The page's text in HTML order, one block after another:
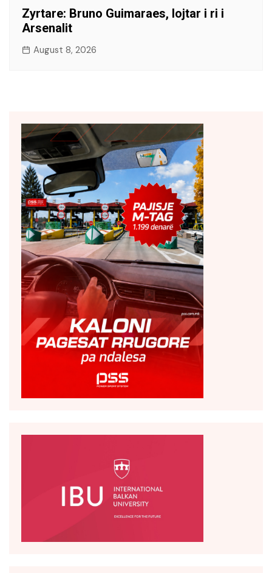
​Zyrtare: Bruno Guimaraes, lojtar i ri i
Arsenalit
August 8, 2026